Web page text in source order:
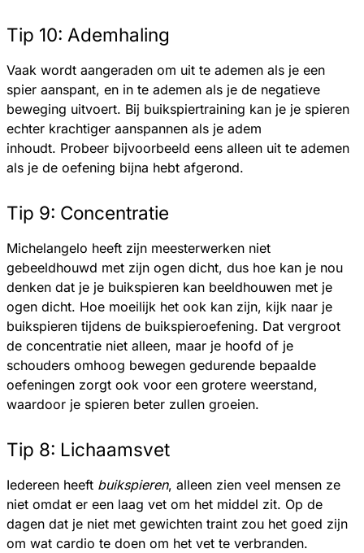
Tip 10: Ademhaling
Vaak wordt aangeraden om uit te ademen als je een
spier aanspant, en in te ademen als je de negatieve
beweging uitvoert. Bij buikspiertraining kan je je spieren
echter krachtiger aanspannen als je adem
inhoudt. Probeer bijvoorbeeld eens alleen uit te ademen
als je de oefening bijna hebt afgerond.
Tip 9: Concentratie
Michelangelo heeft zijn meesterwerken niet
gebeeldhouwd met zijn ogen dicht, dus hoe kan je nou
denken dat je je buikspieren kan beeldhouwen met je
ogen dicht. Hoe moeilijk het ook kan zijn, kijk naar je
buikspieren tijdens de buikspieroefening. Dat vergroot
de concentratie niet alleen, maar je hoofd of je
schouders omhoog bewegen gedurende bepaalde
oefeningen zorgt ook voor een grotere weerstand,
waardoor je spieren beter zullen groeien.
Tip 8: Lichaamsvet
Iedereen heeft buikspieren, alleen zien veel mensen ze
niet omdat er een laag vet om het middel zit. Op de
dagen dat je niet met gewichten traint zou het goed zijn
om wat cardio te doen om het vet te verbranden.